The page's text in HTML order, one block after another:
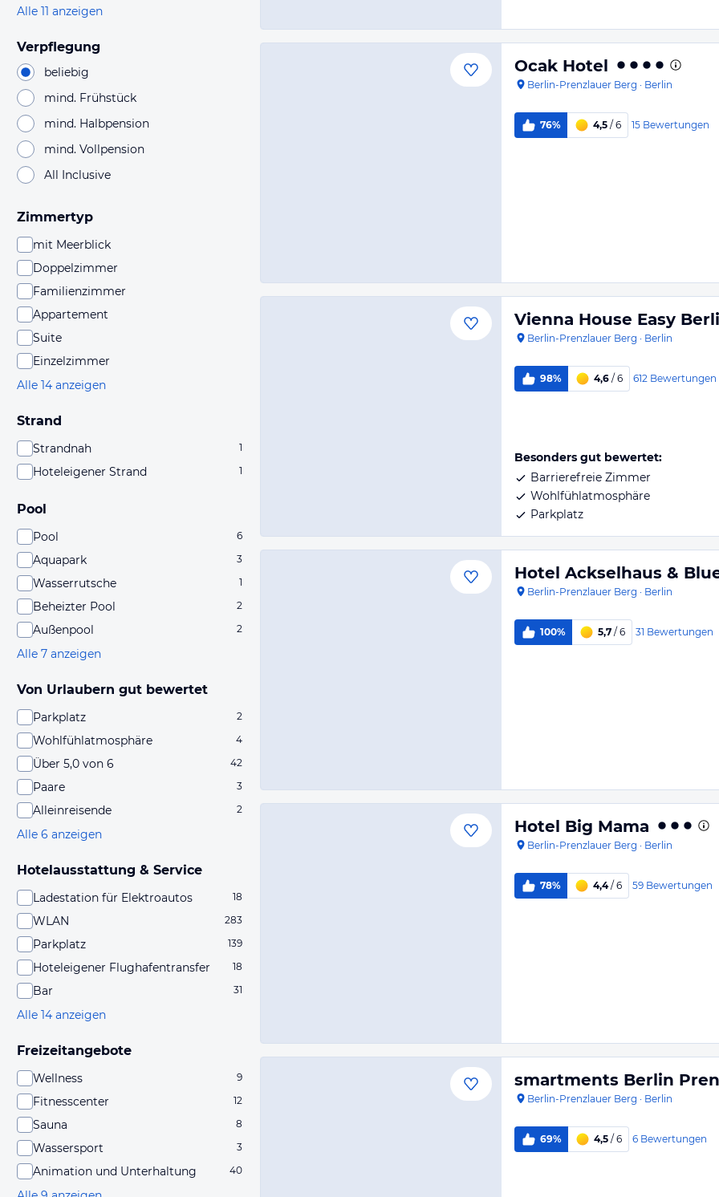
Alle 11 anzeigen
Verpflegung
beliebig
mind. Frühstück
mind. Halbpension
mind. Vollpension
All Inclusive
Zimmertyp
mit Meerblick
Doppelzimmer
Familienzimmer
Appartement
Suite
Einzelzimmer
Alle 14 anzeigen
Strand
Strandnah 1
Hoteleigener Strand 1
Pool
Pool 6
Aquapark 3
Wasserrutsche 1
Beheizter Pool 2
Außenpool 2
Alle 7 anzeigen
Von Urlaubern gut bewertet
Parkplatz 2
Wohlfühlatmosphäre 4
Über 5,0 von 6 42
Paare 3
Alleinreisende 2
Alle 6 anzeigen
Hotelausstattung & Service
Ladestation für Elektroautos 18
WLAN 283
Parkplatz 139
Hoteleigener Flughafentransfer 18
Bar 31
Alle 14 anzeigen
Freizeitangebote
Wellness 9
Fitnesscenter 12
Sauna 8
Wassersport 3
Animation und Unterhaltung 40
Ocak Hotel
Berlin-Prenzlauer Berg · Berlin
76% 4,5 / 6 15 Bewertungen
Vienna House Easy
Berlin-Prenzlauer Berg · Berlin
98% 4,6 / 6 612 Bewertungen
Besonders gut bewertet:
Barrierefreie Zimmer
Wohlfühlatmosphäre
Parkplatz
Hotel Ackselhaus &
Berlin-Prenzlauer Berg · Berlin
100% 5,7 / 6 31 Bewertungen
Hotel Big Mama
Berlin-Prenzlauer Berg · Berlin
78% 4,4/ 6 59 Bewertungen
smartments Berlin
Berlin-Prenzlauer Berg · Berlin
69% 4,5 / 6 6 Bewertungen